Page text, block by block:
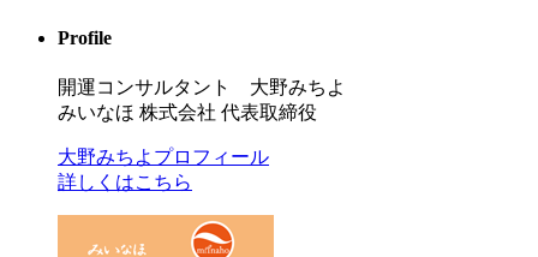
Profile
開運コンサルタント 大野みちよ
みいなほ 株式会社 代表取締役
大野みちよプロフィール
詳しくはこちら